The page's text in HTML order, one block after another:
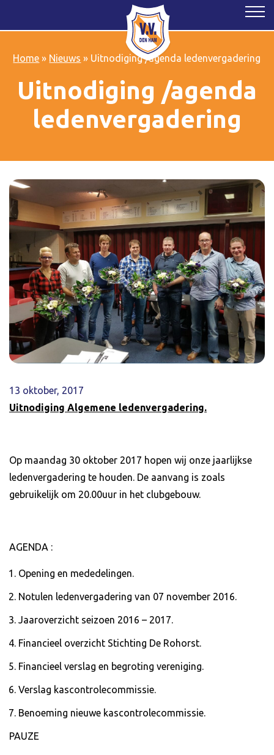
Home » Nieuws » Uitnodiging /agenda ledenvergadering
Uitnodiging /agenda
ledenvergadering
13 oktober, 2017
Uitnodiging Algemene ledenvergadering.
Op maandag 30 oktober 2017 hopen wij onze jaarlijkse
ledenvergadering te houden. De aanvang is zoals
gebruikelijk om 20.00uur in het clubgebouw.
AGENDA :
Opening en mededelingen.
Notulen ledenvergadering van 07 november 2016.
Jaaroverzicht seizoen 2016 – 2017.
Financieel overzicht Stichting De Rohorst.
Financieel verslag en begroting vereniging.
Verslag kascontrolecommissie.
Benoeming nieuwe kascontrolecommissie.
PAUZE